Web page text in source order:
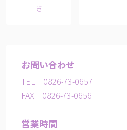
き
お問い合わせ
TEL
0826-73-0657
FAX
0826-73-0656
営業時間